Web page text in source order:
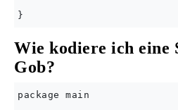
Wie kodiere ich eine
Gob?
package main